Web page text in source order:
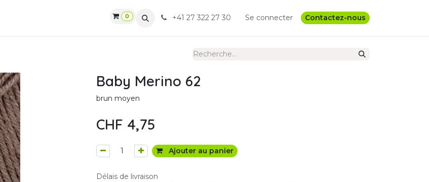
CGV 0 +41 27 322 27 30 Se connecter Contactez-nous
Baby Merino 62
brun moyen
CHF 4,75
Ajouter au panier
Délais de livraison